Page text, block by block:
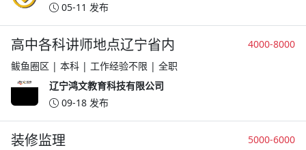
05-11 发布
4000-8000
高中各科讲师地点辽宁省内
鲅鱼圈区 | 本科 | 工作经验不限 | 全职
辽宁鸿文教育科技有限公司
09-18 发布
5000-6000
装修监理